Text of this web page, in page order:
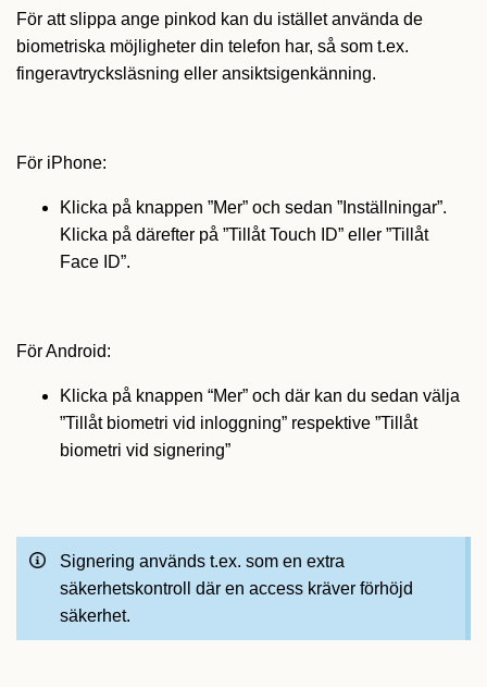
För att slippa ange pinkod kan du istället använda de
biometriska möjligheter din telefon har, så som t.ex.
fingeravtrycksläsning eller ansiktsigenkänning.
För iPhone:
Klicka på knappen ”Mer” och sedan ”Inställningar”.
Klicka på därefter på ”Tillåt Touch ID” eller ”Tillåt
Face ID”.
För Android:
Klicka på knappen “Mer” och där kan du sedan välja
”Tillåt biometri vid inloggning” respektive ”Tillåt
biometri vid signering”
Signering används t.ex. som en extra
säkerhetskontroll där en access kräver förhöjd
säkerhet.